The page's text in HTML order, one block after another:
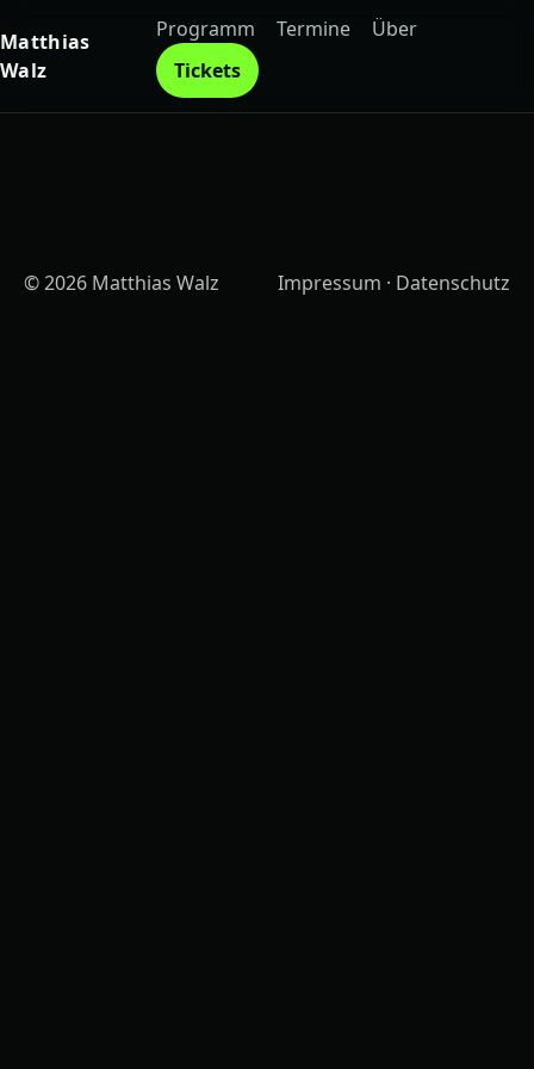
Matthias
Walz
Programm Termine
Über
Tickets
© 2026 Matthias Walz Impressum · Datenschutz